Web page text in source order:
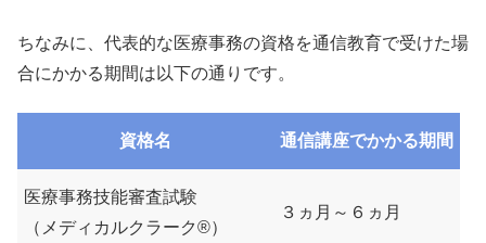
ちなみに、代表的な医療事務の資格を通信教育で受けた場
合にかかる期間は以下の通りです。
資格名 通信講座でかかる期間
医療事務技能審査試験
（メディカルクラーク®）
３ヵ月～６ヵ月